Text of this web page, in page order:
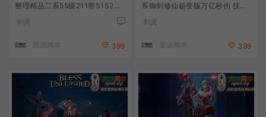
整理精品二系55级211带S1S2S3
视频安装教程虚拟机一键端GM后
台
剑灵
爱游网单 399
系御剑修仙超变版万亿秒伤 技能
一键端通用安装视频教程GM工具
剑灵
爱游网单 399